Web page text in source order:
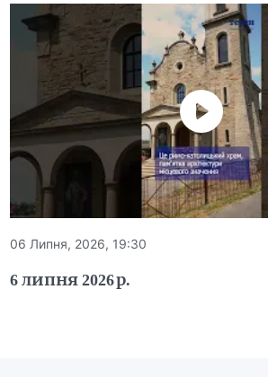
06 Липня, 2026, 19:30
6 липня 2026 р.